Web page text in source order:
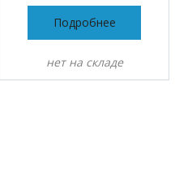
Подробнее
нет на складе